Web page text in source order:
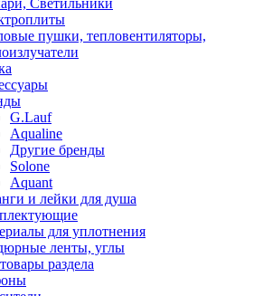
пушки, тепловентиляторы,
G.Lauf
Aqualine
Другие бренды
Solone
Aquant
и лейки для душа
для уплотнения
ленты, углы
раздела